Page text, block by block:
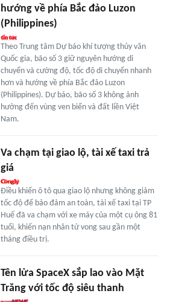
hướng về phía Bắc đảo Luzon
(Philippines)
Theo Trung tâm Dự báo khí tượng thủy văn
Quốc gia, bão số 3 giữ nguyên hướng di
chuyển và cường độ, tốc độ di chuyển nhanh
hơn và hướng về phía Bắc đảo Luzon
(Philippines). Dự báo, bão số 3 không ảnh
hưởng đến vùng ven biển và đất liền Việt
Nam.
Va chạm tại giao lộ, tài xế taxi trả
giá
Điều khiển ô tô qua giao lộ nhưng không giảm
tốc độ để bảo đảm an toàn, tài xế taxi tại TP
Huế đã va chạm với xe máy của một cụ ông 81
tuổi, khiến nạn nhân tử vong sau gần một
tháng điều trị.
Tên lửa SpaceX sắp lao vào Mặt
Trăng với tốc độ siêu thanh